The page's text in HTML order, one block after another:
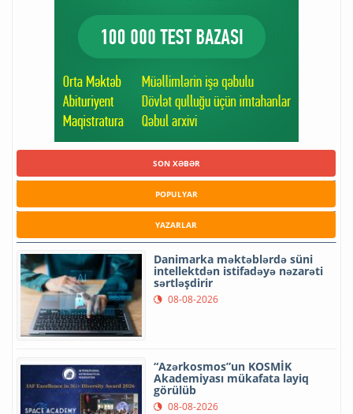
SON XƏBƏR
POPULYAR
YAZARLAR
Danimarka məktəblərdə süni
intellektdən istifadəyə nəzarəti
sərtləşdirir
08-08-2026
“Azərkosmos”un KOSMİK
Akademiyası mükafata layiq
görülüb
08-08-2026